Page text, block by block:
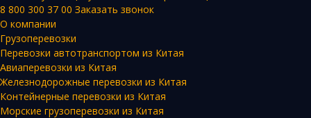
8 800 300 37 00 Заказать звонок
О компании
Грузоперевозки
Перевозки автотранспортом из Китая
Авиаперевозки из Китая
Железнодорожные перевозки из Китая
Контейнерные перевозки из Китая
Морские грузоперевозки из Китая